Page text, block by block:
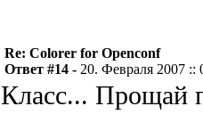
Re: Colorer for Openconf
Ответ #14 - 20. Февраля 2007 ::
Класс... Прощай